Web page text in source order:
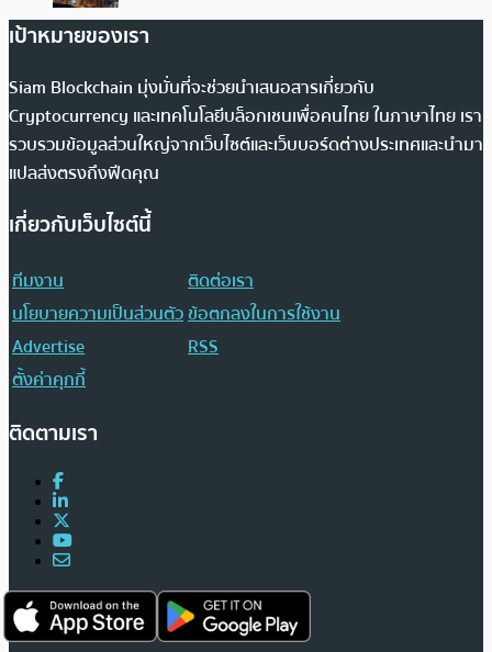
เป้าหมายของเรา
Siam Blockchain มุ่งมั่นที่จะช่วยนำเสนอสารเกี่ยวกับ
Cryptocurrency และเทคโนโลยีบล็อกเชนเพื่อคนไทย ในภาษาไทย เรา
รวบรวมข้อมูลส่วนใหญ่จากเว็บไซต์และเว็บบอร์ดต่างประเทศและนำมา
แปลส่งตรงถึงฟีดคุณ
เกี่ยวกับเว็บไซต์นี้
ทีมงาน
ติดต่อเรา
นโยบายความเป็นส่วนตัวข้อตกลงในการใช้งาน
Advertise
RSS
ตั้งค่าคุกกี้
ติดตามเรา